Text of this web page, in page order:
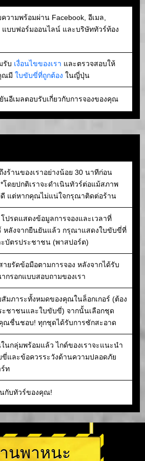
วามพร้อมผ่าน Facebook, อีเมล,
แบบฟอร์มออนไลน์ และบริษัททัวร์ท้อง
รับ เงื่อนไขของเรา และตรวจสอบให้
ณมี ใบขับขี่ที่ถูกต้อง ในญี่ปุ่น
นอีเมลตอบรับเกี่ยวกับการจองของคุณ
ร้านของเราอย่างน้อย 30 นาทีก่อน
*โดยปกติเราจะดำเนินทัวร์ต่อแม้สภาพ
ดี แต่หากคุณไม่แน่ใจกรุณาติดต่อร้าน
โปรดแสดงข้อมูลการจองและเวลาที่
หลังจากยืนยันแล้ว กรุณาแสดงใบขับขี่ที่
ะบัตรประชาชน (พาสปอร์ต)
ายรัดข้อมือตามการจอง หลังจากได้รับ
กรอกแบบสอบถามของเรา
มภาระทั้งหมดของคุณในล็อกเกอร์ (ต้อง
ะชาชนและใบขับขี่) จากนั้นเลือกชุด
ณชื่นชอบ! ทุกชุดได้รับการซักสะอาด
นกลุ่มพร้อมแล้ว ไกด์ของเราจะแนะนำ
ขี่และข้อควรระวังด้านความปลอดภัย
ท
นกับทัวร์ของคุณ!
นพาหนะ